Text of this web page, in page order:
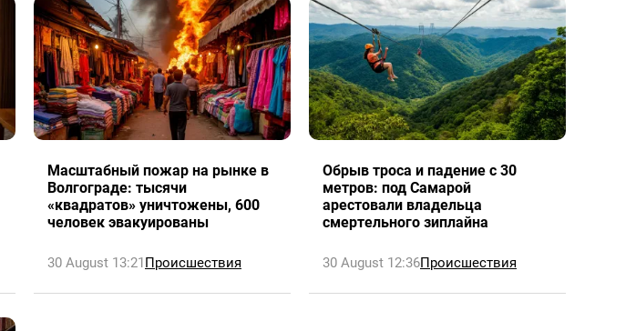
Масштабный пожар на рынке в
Волгограде: тысячи
«квадратов» уничтожены, 600
человек эвакуированы
30 August 13:21Происшествия
Обрыв троса и падение с 30
метров: под Самарой
арестовали владельца
смертельного зиплайна
30 August 12:36Происшествия